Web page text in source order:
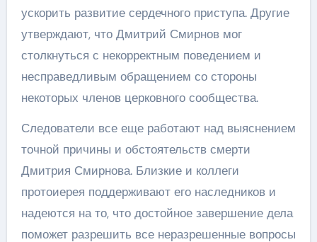
ускорить развитие сердечного приступа. Другие
утверждают, что Дмитрий Смирнов мог
столкнуться с некорректным поведением и
несправедливым обращением со стороны
некоторых членов церковного сообщества.
Следователи все еще работают над выяснением
точной причины и обстоятельств смерти
Дмитрия Смирнова. Близкие и коллеги
протоиерея поддерживают его наследников и
надеются на то, что достойное завершение дела
поможет разрешить все неразрешенные вопросы